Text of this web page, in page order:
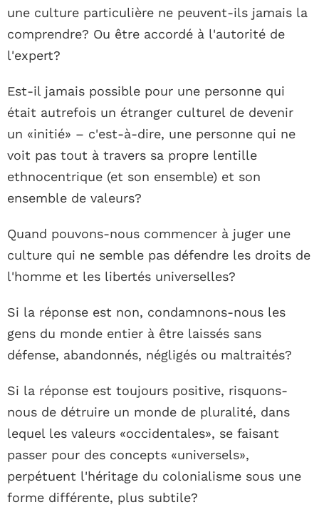
une culture particulière ne peuvent-ils jamais la
comprendre? Ou être accordé à l'autorité de
l'expert?
Est-il jamais possible pour une personne qui
était autrefois un étranger culturel de devenir
un «initié» – c'est-à-dire, une personne qui ne
voit pas tout à travers sa propre lentille
ethnocentrique (et son ensemble) et son
ensemble de valeurs?
Quand pouvons-nous commencer à juger une
culture qui ne semble pas défendre les droits de
l'homme et les libertés universelles?
Si la réponse est non, condamnons-nous les
gens du monde entier à être laissés sans
défense, abandonnés, négligés ou maltraités?
Si la réponse est toujours positive, risquons-
nous de détruire un monde de pluralité, dans
lequel les valeurs «occidentales», se faisant
passer pour des concepts «universels»,
perpétuent l'héritage du colonialisme sous une
forme différente, plus subtile?